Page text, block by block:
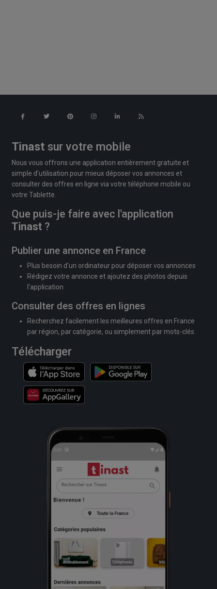
Tinast sur votre mobile
Nous vous offrons une application entièrement gratuite et
simple d'utilisation pour mieux déposer vos annonces et
consulter des offres en ligne via votre téléphone mobile ou
votre Tablette.
Que puis-je faire avec l'application
Tinast ?
Publier une annonce en France
Plus besoin d'un ordinateur pour déposer vos annonces
Rédigez votre annonce et ajoutez des photos depuis
l'application
Consulter des offres en lignes
Recherchez facilement les meilleures offres en France
par région, par catégorie, ou simplement par mots-clés.
Télécharger